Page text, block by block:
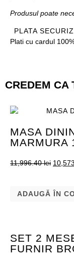
Produsul poate
PLATA
Plati cu cardul
CREDEM CA
MASA
MARMURA
11,996.40lei
ADAUGĂ ÎN
SET 2
FURNIR